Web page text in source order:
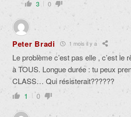
3 0
Peter Bradi 1 mois il y a
Le problème c’est pas elle , c’est le
à TOUS. Longue durée : tu peux
CLASS… Qui résisterait??????
1 0